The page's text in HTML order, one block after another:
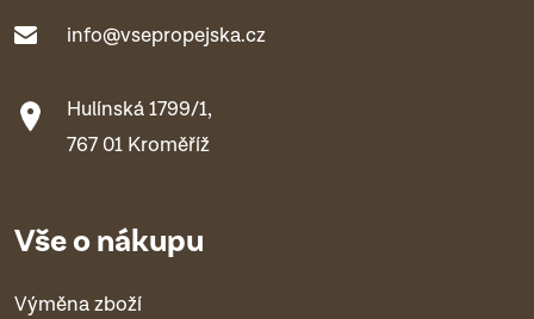
info@vsepropejska.cz
Hulínská 1799/1,
767 01 Kroměříž
Vše o nákupu
Výměna zboží